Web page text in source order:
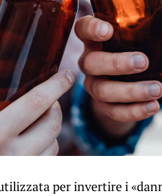
per invertire i